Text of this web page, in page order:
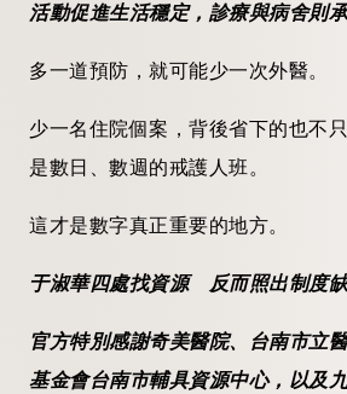
活動促進生活穩定，診療與病舍則承
多一道預防，就可能少一次外醫。
少一名住院個案，背後省下的也不
是數日、數週的戒護人班。
這才是數字真正重要的地方。
于淑華四處找資源 反而照出制度
官方特別感謝奇美醫院、台南市立
基金會台南市輔具資源中心，以及